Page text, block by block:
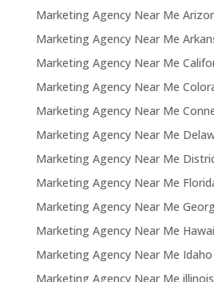
Marketing Agency Near Me
Marketing Agency Near Me
Marketing Agency Near Me
Marketing Agency Near Me
Marketing Agency Near Me
Marketing Agency Near Me
Marketing Agency Near Me
Marketing Agency Near Me
Marketing Agency Near Me
Marketing Agency Near Me
Marketing Agency Near Me Idaho
Marketing Agency Near Me illinois